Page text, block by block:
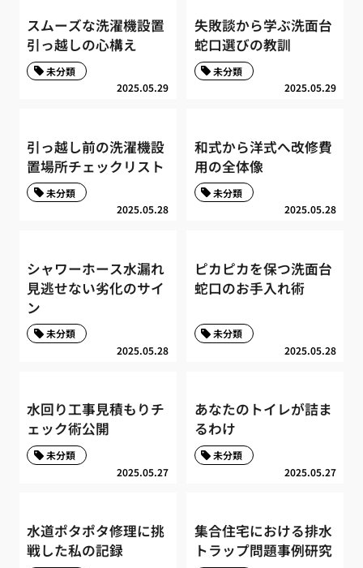
スムーズな洗濯機設置
引っ越しの心構え
2025.05.29
未分類
失敗談から学ぶ洗面台
蛇口選びの教訓
2025.05.29
未分類
引っ越し前の洗濯機設
置場所チェックリスト
2025.05.28
未分類
和式から洋式へ改修費
用の全体像
2025.05.28
未分類
シャワーホース水漏れ
見逃せない劣化のサイ
ン
2025.05.28
未分類
ピカピカを保つ洗面台
蛇口のお手入れ術
2025.05.28
未分類
水回り工事見積もりチ
ェック術公開
2025.05.27
未分類
あなたのトイレが詰ま
るわけ
2025.05.27
未分類
水道ポタポタ修理に挑
戦した私の記録
集合住宅における排水
トラップ問題事例研究